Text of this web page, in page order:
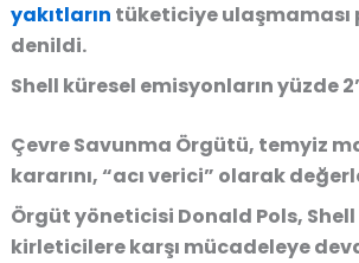
yakıtların tüketiciye ulaşmaması
denildi.
Shell küresel emisyonların yüzde
Çevre Savunma Örgütü, temyiz
kararını, “acı verici” olarak
Örgüt yöneticisi Donald Pols,
kirleticilere karşı mücadeleye